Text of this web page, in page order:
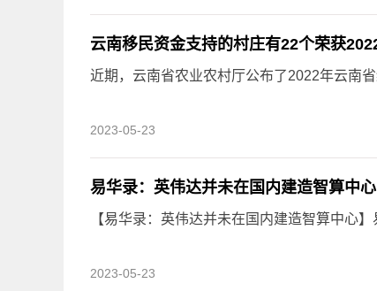
云南移民资金支持的村庄有22个荣获
近期，云南省农业农村厅公布了2022年云南
2023-05-23
易华录：英伟达并未在国内建造智算中心
【易华录：英伟达并未在国内建造智算中心
2023-05-23